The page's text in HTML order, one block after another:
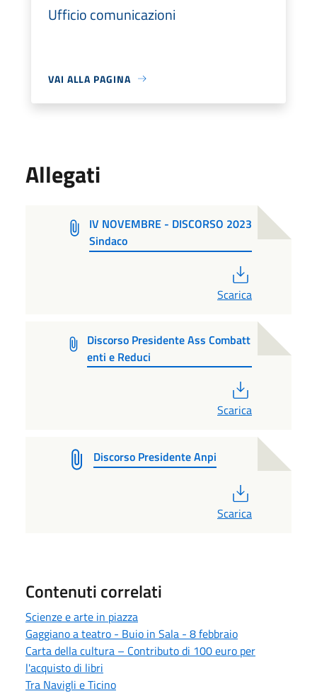
Ufficio comunicazioni
VAI ALLA PAGINA
Allegati
IV NOVEMBRE - DISCORSO 2023
Sindaco
Scarica
Discorso Presidente Ass Combatt
enti e Reduci
Scarica
Discorso Presidente Anpi
Scarica
Contenuti correlati
Scienze e arte in piazza
Gaggiano a teatro - Buio in Sala - 8 febbraio
Carta della cultura – Contributo di 100 euro per
l'acquisto di libri
Tra Navigli e Ticino